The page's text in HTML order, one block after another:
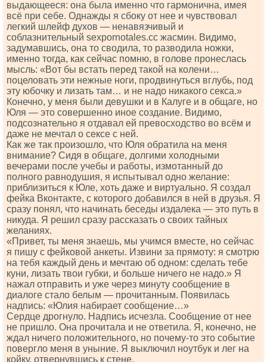
выдающееся: она была именно что гармонична, имея
всё при себе. Однажды я сбоку от нее и чувствовал
легкий шлейф духов — ненавязчивый и
соблазнительный sехроrnоtаlеs.сс жасмин. Видимо,
задумавшись, она то сводила, то разводила ножки,
именно тогда, как сейчас помню, в голове пронеслась
мысль: «Вот бы встать перед такой на колени…
поцеловать эти нежные ноги, продвинуться вглубь, под
эту юбочку и лизать там… и не надо никакого секса.»
Конечно, у меня были девушки и в Калуге и в общаге, но
Юля — это совершенно иное создание. Видимо,
подсознательно я отдавал ей превосходство во всём и
даже не мечтал о сексе с ней.
Как же так произошло, что Юля обратила на меня
внимание? Сидя в общаге, долгими холодными
вечерами после учебы и работы, измотанный до
полного равнодушия, я испытывал одно желание:
приблизиться к Юле, хоть даже и виртуально. Я создал
фейка Вконтакте, с которого добавился в ней в друзья. Я
сразу понял, что начинать беседы издалека — это путь в
никуда. Я решил сразу рассказать о своих тайных
желаниях.
«Привет, ты меня знаешь, мы учимся вместе, но сейчас
я пишу с фейковой анкеты. Извини за прямоту: я смотрю
на тебя каждый день и мечтаю об одном: сделать тебе
куни, лизать твои губки, и больше ничего не надо.» Я
нажал отправить и уже через минуту сообщение в
диалоге стало белым — прочитанным. Появилась
надпись: «Юлия набирает сообщение…»
Сердце дрогнуло. Надпись исчезла. Сообщение от нее
не пришло. Она прочитала и не ответила. Я, конечно, не
ждал ничего положительного, но почему-то это событие
повергло меня в уныние. Я выключил ноутбук и лег на
койку, отвернувшись к стене.